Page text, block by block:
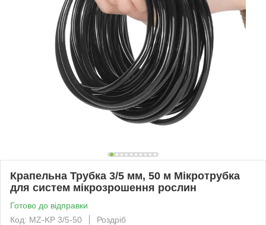
Крапельна Трубка 3/5 мм, 50 м Мікротрубка
для систем мікрозрошення рослин
Готово до відправки
Код: MZ-KP 3/5-50
Роздріб